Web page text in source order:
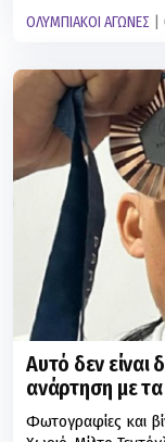
ΟΛΥΜΠΙΑΚΟΙ ΑΓΩΝΕΣ
Αυτό δεν είναι
ανάρτηση με
Φωτογραφίες και